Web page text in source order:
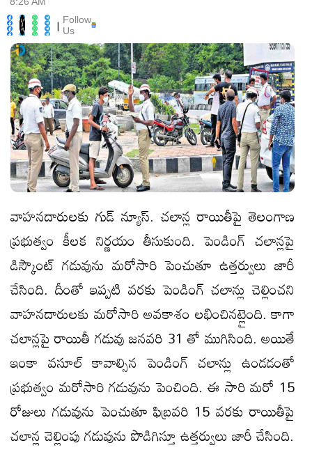
| Follow
Us
వాహనదారులకు గుడ్ న్యూస్. చలాన్ల రాయితీపై తెలంగాణ
ప్రభుత్వం కీలక నిర్ణయం తీసుకుంది. పెండింగ్ చలాన్లపై
డిస్కౌంట్ గడువును మరోసారి పెంచుతూ ఉత్తర్వులు జారీ
చేసింది. దీంతో ఇప్పటి వరకు పెండింగ్ చలాన్లు చెల్లించని
వాహనదారులకు మరోసారి అవకాశం లభించినట్లైంది. కాగా
చలాన్లపై రాయితీ గడువు జనవరి 31 తో ముగిసింది. అయితే
ఇంకా వసూల్ కావాల్సిన పెండింగ్ చలాన్లు ఉండడంతో
ప్రభుత్వం మరోసారి గడువును పెంచింది. ఈ సారి మరో 15
రోజులు గడువును పెంచుతూ ఫిబ్రవరి 15 వరకు రాయితీపై
చలాన్ల చెల్లింపు గడువును పొడిగిస్తూ ఉత్తర్వులు జారీ చేసింది.